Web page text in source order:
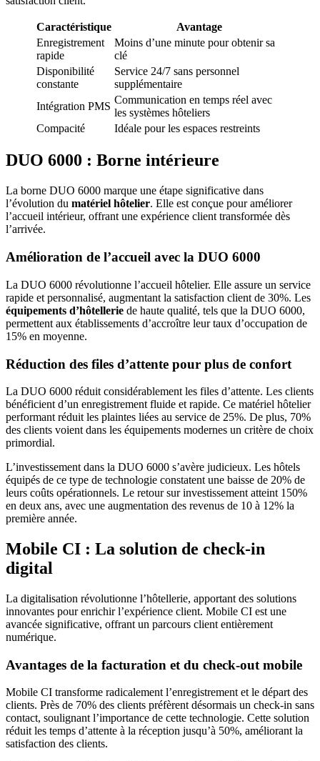
Caractéristique
Avantage
Enregistrement
rapide
Moins d’une minute pour obtenir sa
clé
Disponibilité
constante
Service 24/7 sans personnel
supplémentaire
Intégration PMS
Communication en temps réel avec
les systèmes hôteliers
Compacité
Idéale pour les espaces restreints
DUO 6000 : Borne intérieure
La borne DUO 6000 marque une étape significative dans
l’évolution du matériel hôtelier. Elle est conçue pour améliorer
l’accueil intérieur, offrant une expérience client transformée dès
l’arrivée.
Amélioration de l’accueil avec la DUO 6000
La DUO 6000 révolutionne l’accueil hôtelier. Elle assure un service
rapide et personnalisé, augmentant la satisfaction client de 30%. Les
équipements d’hôtellerie de haute qualité, tels que la DUO 6000,
permettent aux établissements d’accroître leur taux d’occupation de
15% en moyenne.
Réduction des files d’attente pour plus de confort
La DUO 6000 réduit considérablement les files d’attente. Les clients
bénéficient d’un enregistrement fluide et rapide. Ce matériel hôtelier
performant réduit les plaintes liées au service de 25%. De plus, 70%
des clients voient dans les équipements modernes un critère de choix
primordial.
L’investissement dans la DUO 6000 s’avère judicieux. Les hôtels
équipés de ce type de technologie constatent une baisse de 20% de
leurs coûts opérationnels. Le retour sur investissement atteint 150%
en deux ans, avec une augmentation des revenus de 10 à 12% la
première année.
Mobile CI : La solution de check-in
digital
La digitalisation révolutionne l’hôtellerie, apportant des solutions
innovantes pour enrichir l’expérience client. Mobile CI est une
avancée significative, offrant un parcours client entièrement
numérique.
Avantages de la facturation et du check-out mobile
Mobile CI transforme radicalement l’enregistrement et le départ des
clients. Près de 70% des clients préfèrent désormais un check-in sans
contact, soulignant l’importance de cette technologie. Cette solution
réduit les temps d’attente à la réception jusqu’à 50%, améliorant la
satisfaction des clients.